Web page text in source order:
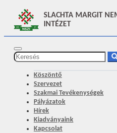
SLACHTA MARGIT
INTÉZET
Köszöntő
Szervezet
Szakmai Tevékenységek
Pályázatok
Hírek
Kiadványaink
Kapcsolat